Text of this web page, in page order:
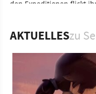
den Expeditionen flickt
dynamischem Wetter.
Spiel Android Apple iOS
AKTUELLESzu